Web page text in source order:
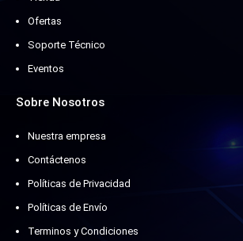
Ofertas
Soporte Técnico
Eventos
Sobre Nosotros
Nuestra empresa
Contáctenos
Políticas de Privacidad
Políticas de Envío
Terminos y Condiciones